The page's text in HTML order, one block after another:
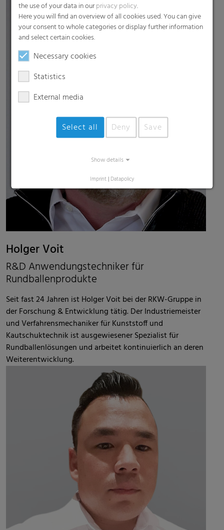
Holger Voit
R&D Anwendungstechniker für
Rundballenprodukte
Seit fast 24 Jahren ist Holger Voit bei der RKW-Gruppe in
der Forschung & Entwicklung tätig. Der Industriemeister
und Verfahrensmechaniker für Kunststoff und
Kautschuktechnik ist ausgewiesener Spezialist für
Rundballenlösungen und arbeitet kontinuierlich an deren
Weiterentwicklung.
the use of your data in ourprivacy policy.
Here you will find an overview of all cookies used. You can give
your consent to whole categories or display further information
and select certain cookies.
Necessary cookies
Statistics
External media
Select all Deny Save
Show details
Imprint | Datapolicy